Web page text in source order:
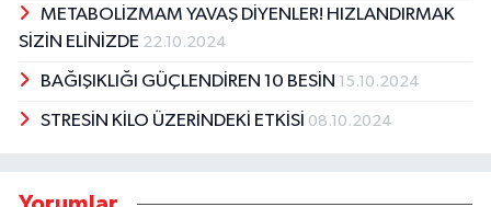
METABOLİZMAM YAVAŞ DİYENLER! HIZLANDIRMAK
SİZİN ELİNİZDE 22.10.2024
BAĞIŞIKLIĞI GÜÇLENDİREN 10 BESİN 15.10.2024
STRESİN KİLO ÜZERİNDEKİ ETKİSİ 08.10.2024